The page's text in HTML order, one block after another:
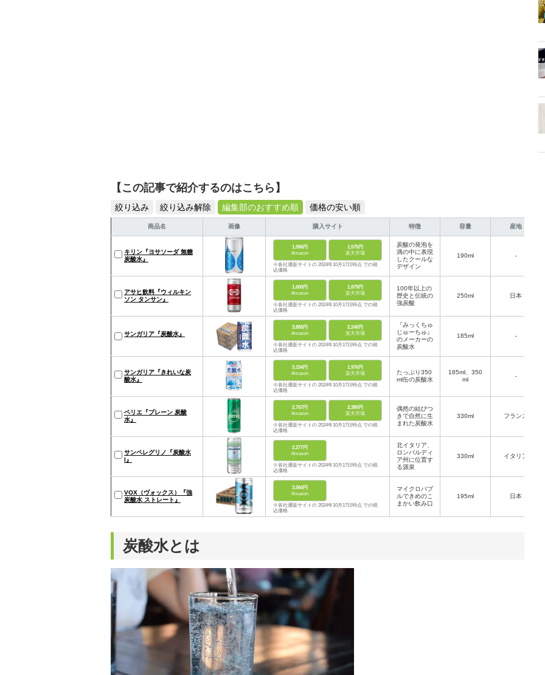
【この記事で紹介するのはこちら】
絞り込み 絞り込み解除 編集部のおすすめ順 価格の安い順
商品名 画像 購入サイト 特徴 容量 産地
キリン『ヨサソーダ 無糖
炭酸水』
1,096円
Amazon
1,575円
楽天市場
※各社通販サイトの 2024年10月17日時点 での税
込価格
炭酸の発泡を
滴の中に表現
したクールな
デザイン
190ml -
アサヒ飲料『ウィルキン
ソン タンサン』
1,600円
Amazon
1,879円
楽天市場
※各社通販サイトの 2024年10月17日時点 での税
込価格
100年以上の
歴史と伝統の
強炭酸
250ml 日本
サンガリア『炭酸水』
3,885円
Amazon
2,240円
楽天市場
※各社通販サイトの 2024年10月17日時点 での税
込価格
『みっくちゅ
じゅーちゅ』
のメーカーの
炭酸水
185ml -
サンガリア『きれいな炭
酸水』
3,154円
Amazon
1,976円
楽天市場
※各社通販サイトの 2024年10月17日時点 での税
込価格
たっぷり350
ml缶の炭酸水
185ml、350
ml
-
ペリエ『プレーン 炭酸
水』
2,757円
Amazon
2,380円
楽天市場
※各社通販サイトの 2024年10月17日時点 での税
込価格
偶然の結びつ
きで自然に生
まれた炭酸水
330ml フランス
サンペレグリノ『炭酸水
l』
2,277円
Amazon
※各社通販サイトの 2024年10月17日時点 での税
込価格
北イタリア、
ロンバルディ
ア州に位置す
る源泉
330ml イタリア
VOX（ヴォックス）『強
炭酸水 ストレート』
3,560円
Amazon
※各社通販サイトの 2024年10月17日時点 での税
込価格
マイクロバブ
ルできめのこ
まかい飲み口
195ml 日本
炭酸水とは